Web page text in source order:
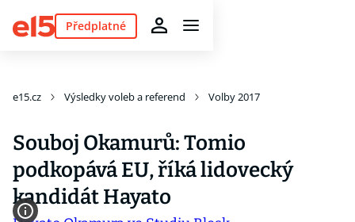
Předplatné
e15.cz Výsledky voleb a referend Volby 2017
Souboj Okamurů: Tomio
podkopává EU, říká lidovecký
kandidát Hayato